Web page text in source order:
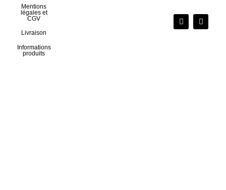
Mentions
légales et
CGV
Livraison
Informations
produits